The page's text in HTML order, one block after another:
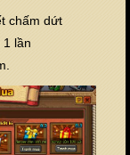
chấm dứt
1 lần